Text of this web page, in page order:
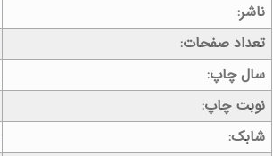
ناشر
تعداد صفحات
سال چاپ
نوبت چاپ
شابک